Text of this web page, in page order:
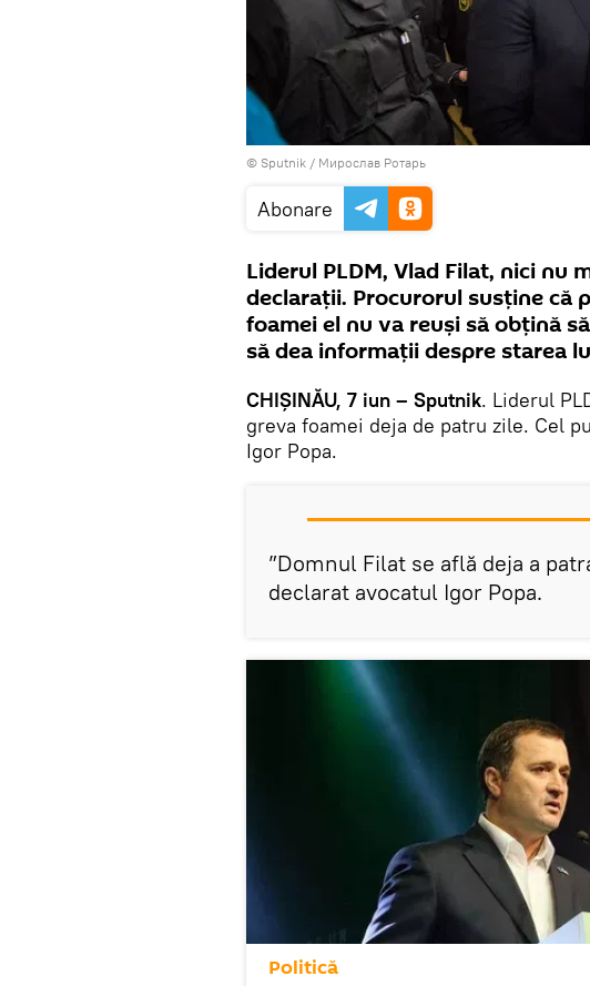
© Sputnik / Мирослав Ротарь
Abonare
Liderul PLDM, Vlad Filat, nici nu
declarații. Procurorul susține că
foamei el nu va reuși să obțină
să dea informaţii despre starea
CHIȘINĂU, 7 iun – Sputnik. Liderul
greva foamei deja de patru zile. Cel
Igor Popa.
”Domnul Filat se află deja a
declarat avocatul Igor Popa.
Politică